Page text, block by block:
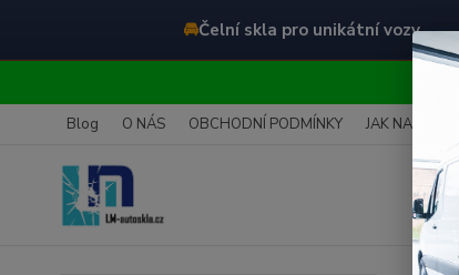
🚘Čelní skla pro unikátní vozy
Blog O NÁS OBCHODNÍ PODMÍNKY JAK